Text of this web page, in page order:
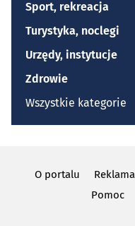
Sport, rekreacja
Turystyka, noclegi
Urzędy, instytucje
Zdrowie
Wszystkie kategorie
O portalu Reklama
Pomoc